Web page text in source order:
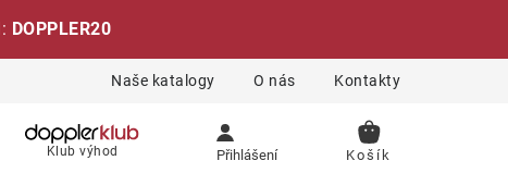
DOPPLER20
Naše katalogy O nás Kontakty
Klub výhod Přihlášení
NÁKUPNÍ